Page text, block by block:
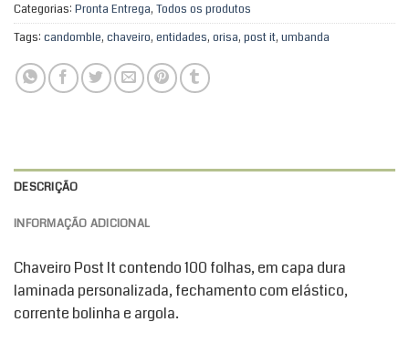
Categorias: Pronta Entrega, Todos os produtos
Tags: candomble, chaveiro, entidades, orisa, post it, umbanda
DESCRIÇÃO
INFORMAÇÃO ADICIONAL
Chaveiro Post It contendo 100 folhas, em capa dura
laminada personalizada, fechamento com elástico,
corrente bolinha e argola.